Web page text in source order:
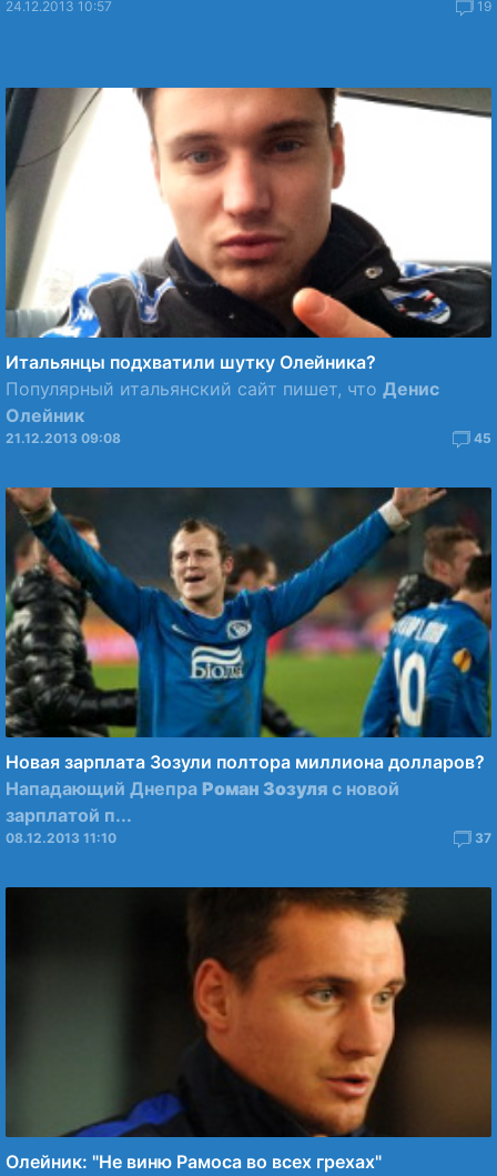
24.12.2013 10:57 19
Итальянцы подхватили шутку Олейника?
Популярный итальянский сайт пишет, что Денис
Олейник
21.12.2013 09:08 45
Новая зарплата Зозули полтора миллиона долларов?
Нападающий Днепра Роман Зозуля с новой
зарплатой п...
08.12.2013 11:10 37
Олейник: "Не виню Рамоса во всех грехах"